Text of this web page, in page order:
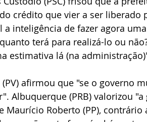
crédito que vier a ser liberado
inteligência de fazer agora
terá para realizá-lo ou
estimativa lá (na
afirmou que "se o governo
Albuquerque (PRB) valorizou "a
Maurício Roberto (PP), contrário